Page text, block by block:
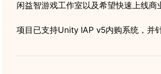
闲益智游戏工作室以及希望快速上线商
项目已支持Unity IAP v5内购系统，并